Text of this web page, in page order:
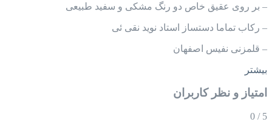
– بر روی عقیق خاص دو رنگ مشکی و سفید طبیعی
– رکاب تماما دستساز استاد نوید نقی ئی
– قلمزنی نفیس اصفهان
بیشتر
امتیاز و نظر کاربران
5
/
0